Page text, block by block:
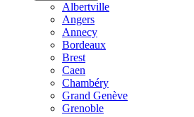
Albertville
Angers
Annecy
Bordeaux
Brest
Caen
Chambéry
Grand Genève
Grenoble